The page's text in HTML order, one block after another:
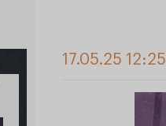
17.05.25